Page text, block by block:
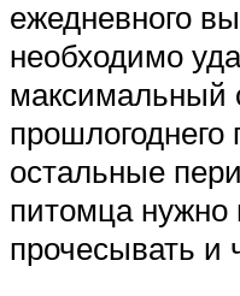
ежедневного
необходимо
максимальный
остальные
питомца нужно
прочесывать и